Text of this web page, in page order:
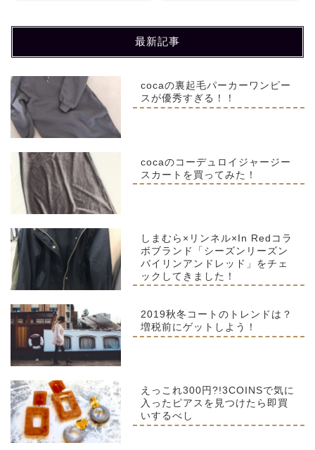
最新記事
cocaの裏起毛パーカーワンピー
スが優秀すぎる！！
cocaのコーデュロイジャージー
スカートを買ってみた！
しまむら×リンネル×In Redコラ
ボブランド「シーズンリーズン
バイリンアンドレッド」をチェ
ックしてきました！
2019秋冬コートのトレンドは？
増税前にゲットしよう！
えっこれ300円?!3COINSで気に
入ったピアスを見つけたら即買
いするべし